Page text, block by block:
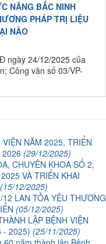
NĂNG BẮC NINH
PHÁP TRỊ LIỆU
NÃO
ngày 24/12/2025 của
Công văn số 03/VP-
NĂM 2025, TRIỂN
2026 (29/12/2025)
CHUYÊN KHOA SỐ 2,
VÀ TRIỂN KHAI
(15/12/2025)
LAN TỎA YÊU THƯƠNG
(05/12/2025)
LẬP BỆNH VIỆN
- 2025) (25/11/2025)